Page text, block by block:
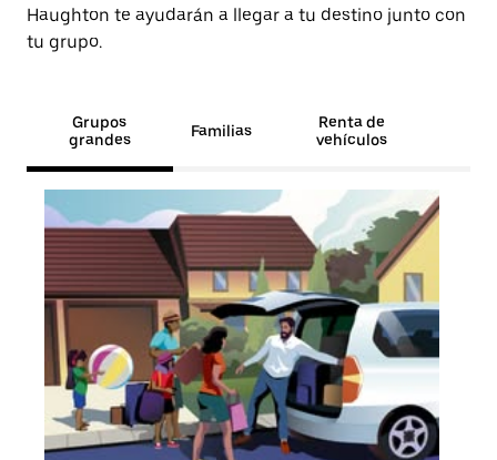
Haughton te ayudarán a llegar a tu destino junto con
tu grupo.
Grupos
grandes
Familias
Renta de
vehículos